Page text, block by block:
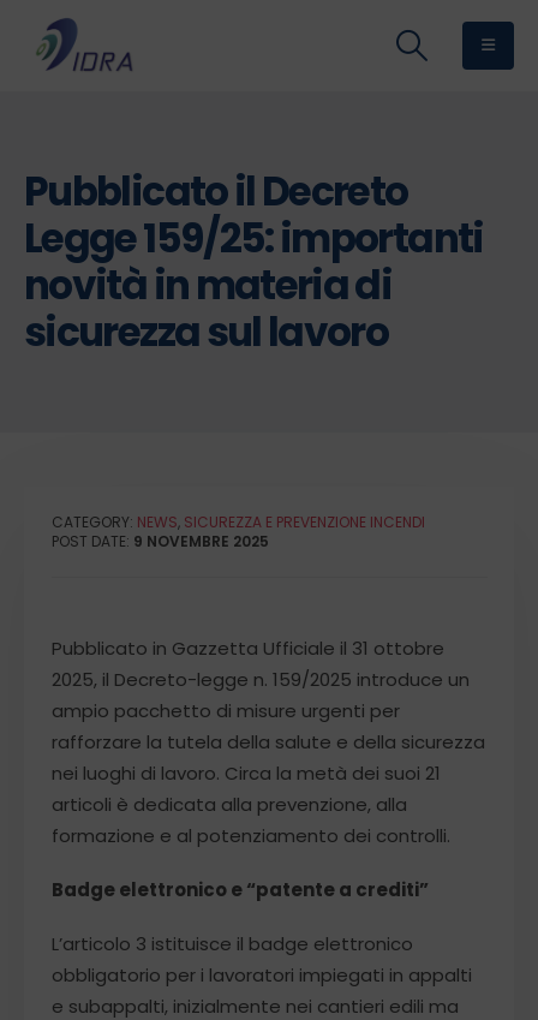
Pubblicato il Decreto
Legge 159/25: importanti
novità in materia di
sicurezza sul lavoro
CATEGORY: NEWS, SICUREZZA E PREVENZIONE INCENDI
POST DATE: 9 NOVEMBRE 2025
Pubblicato in Gazzetta Ufficiale il 31 ottobre
2025, il Decreto-legge n. 159/2025 introduce un
ampio pacchetto di misure urgenti per
rafforzare la tutela della salute e della sicurezza
nei luoghi di lavoro. Circa la metà dei suoi 21
articoli è dedicata alla prevenzione, alla
formazione e al potenziamento dei controlli.
Badge elettronico e “patente a crediti”
L’articolo 3 istituisce il badge elettronico
obbligatorio per i lavoratori impiegati in appalti
e subappalti, inizialmente nei cantieri edili ma